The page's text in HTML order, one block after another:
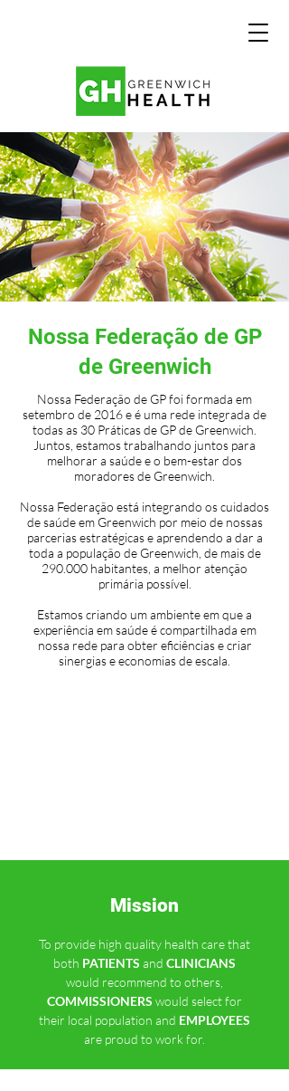
Nossa Federação de GP
de Greenwich
Nossa Federação de GP foi formada em
setembro de 2016 e é uma rede integrada de
todas as 30 Práticas de GP de Greenwich.
Juntos, estamos trabalhando juntos para
melhorar a saúde e o bem-estar dos
moradores de Greenwich.
Nossa Federação está integrando os cuidados
de saúde em Greenwich por meio de nossas
parcerias estratégicas e aprendendo a dar a
toda a população de Greenwich, de mais de
290.000 habitantes, a melhor atenção
primária possível.
Estamos criando um ambiente em que a
experiência em saúde é compartilhada em
nossa rede para obter eficiências e criar
sinergias e economias de escala.
Mission
To provide high quality health care that
both PATIENTS and CLINICIANS
would recommend to others,
COMMISSIONERS would select for
their local population and EMPLOYEES
are proud to work for.